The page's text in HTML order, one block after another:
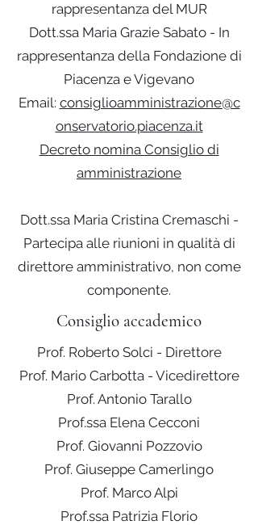
rappresentanza del MUR
Dott.ssa Maria Grazie Sabato - In
rappresentanza della Fondazione di
Piacenza e Vigevano
Email: consiglioamministrazione@c
onservatorio.piacenza.it
Decreto nomina Consiglio di
amministrazione
Dott.ssa Maria Cristina Cremaschi -
Partecipa alle riunioni in qualità di
direttore amministrativo, non come
componente.
Consiglio accademico
Prof. Roberto Solci - Direttore
Prof. Mario Carbotta - Vicedirettore
Prof. Antonio Tarallo
Prof.ssa Elena Cecconi
Prof. Giovanni Pozzovio
Prof. Giuseppe Camerlingo
Prof. Marco Alpi
Prof.ssa Patrizia Florio